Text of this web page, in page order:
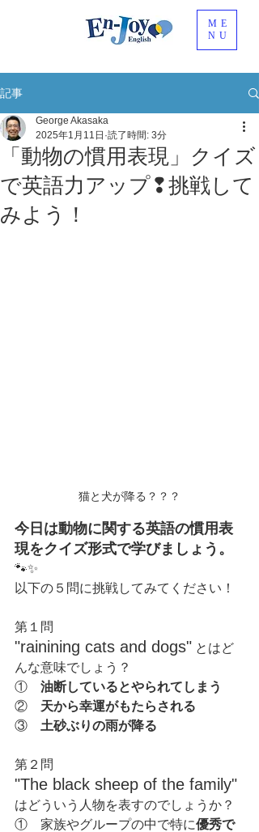
ME
NU
記事
「動物の慣用表現」クイズ
で英語力アップ❢挑戦して
みよう！
George Akasaka
2025年1月11日 読了時間: 3分
猫と犬が降る？？？
今日は動物に関する英語の慣用表
現をクイズ形式で学びましょう。
🐾✨
以下の５問に挑戦してみてください！
第１問
"rainining cats and dogs" とはど
んな意味でしょう？
① 油断しているとやられてしまう
② 天から幸運がもたらされる
③ 土砂ぶりの雨が降る
第２問
"The black sheep of the family"
はどういう人物を表すのでしょうか？
①　家族やグループの中で特に優秀で